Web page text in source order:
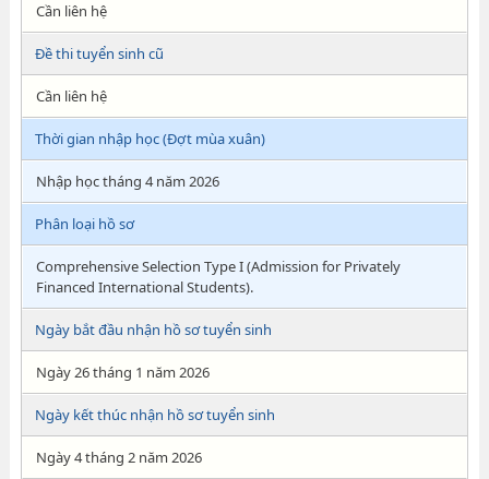
Cần liên hệ
Đề thi tuyển sinh cũ
Cần liên hệ
Thời gian nhập học (Đợt mùa xuân)
Nhập học tháng 4 năm 2026
Phân loại hồ sơ
Comprehensive Selection Type I (Admission for Privately
Financed International Students).​
Ngày bắt đầu nhận hồ sơ tuyển sinh
Ngày 26 tháng 1 năm 2026
Ngày kết thúc nhận hồ sơ tuyển sinh
Ngày 4 tháng 2 năm 2026